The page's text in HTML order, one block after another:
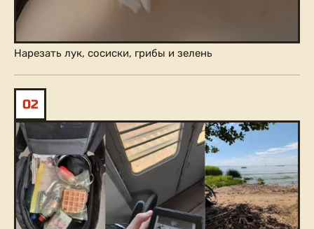
Нарезать лук, сосиски, грибы и зелень
02